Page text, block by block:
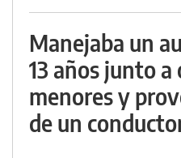
Manejaba un
13 años junto a
menores y
de un